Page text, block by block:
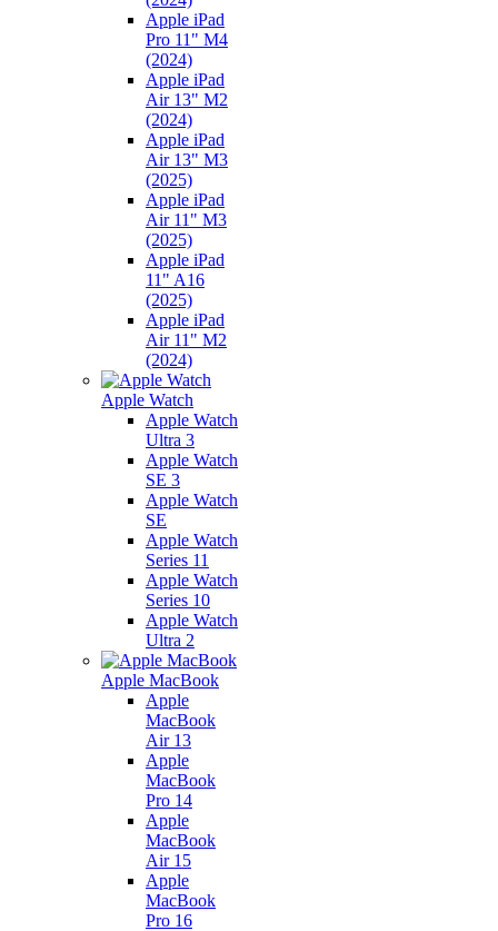
Apple iPad
Pro 11" M4
(2024)
Apple iPad
Air 13" M2
(2024)
Apple iPad
Air 13" M3
(2025)
Apple iPad
Air 11" M3
(2025)
Apple iPad
11" A16
(2025)
Apple iPad
Air 11" M2
(2024)
Apple Watch
Apple Watch
Ultra 3
Apple Watch
SE 3
Apple Watch
SE
Apple Watch
Series 11
Apple Watch
Series 10
Apple Watch
Ultra 2
Apple MacBook
Apple
MacBook
Air 13
Apple
MacBook
Pro 14
Apple
MacBook
Air 15
Apple
MacBook
Pro 16